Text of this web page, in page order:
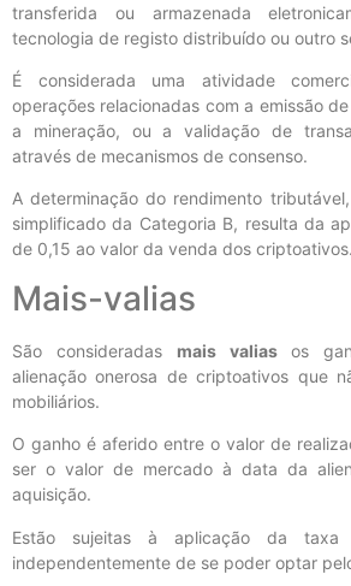
transferida ou armazenada
tecnologia de registo distribuído ou outro
É considerada uma atividade
operações relacionadas com a emissão
a mineração, ou a validação de
através de mecanismos de consenso.
A determinação do rendimento
simplificado da Categoria B, resulta da
de 0,15 ao valor da venda dos criptoativos.
Mais-valias
São consideradas mais valias os
alienação onerosa de criptoativos que
mobiliários.
O ganho é aferido entre o valor de
ser o valor de mercado à data da
aquisição.
Estão sujeitas à aplicação da taxa
independentemente de se poder optar